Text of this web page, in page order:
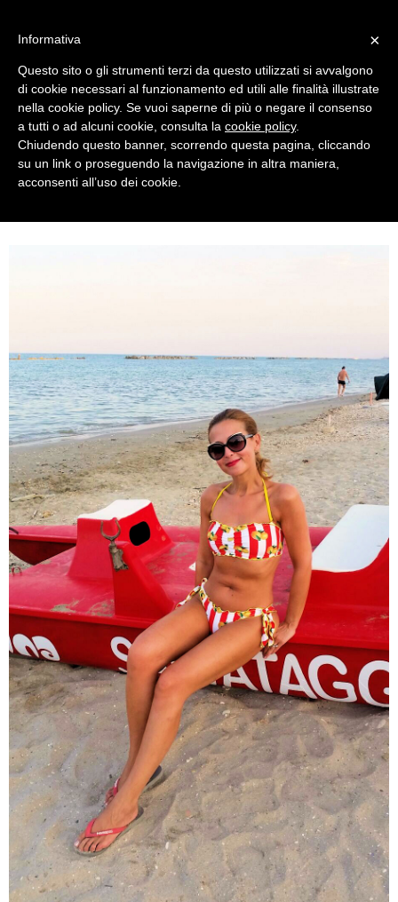
TUESDAY, AUGUST 08, 2017
×
Informativa
Questo sito o gli strumenti terzi da questo utilizzati si avvalgono
di cookie necessari al funzionamento ed utili alle finalità illustrate
nella cookie policy. Se vuoi saperne di più o negare il consenso
a tutti o ad alcuni cookie, consulta la cookie policy.
Chiudendo questo banner, scorrendo questa pagina, cliccando
su un link o proseguendo la navigazione in altra maniera,
acconsenti all’uso dei cookie.